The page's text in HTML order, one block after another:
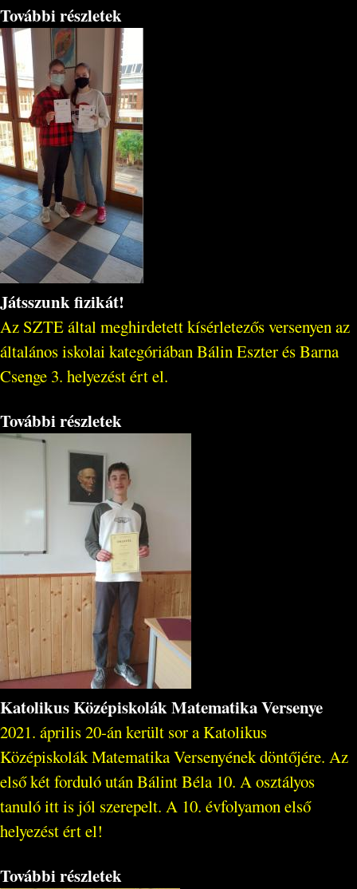
További részletek
Játsszunk fizikát!
Az SZTE által meghirdetett kísérletezős versenyen az
általános iskolai kategóriában Bálin Eszter és Barna
Csenge 3. helyezést ért el.
További részletek
Katolikus Középiskolák Matematika Versenye
2021. április 20-án került sor a Katolikus
Középiskolák Matematika Versenyének döntőjére. Az
első két forduló után Bálint Béla 10. A osztályos
tanuló itt is jól szerepelt. A 10. évfolyamon első
helyezést ért el!
További részletek